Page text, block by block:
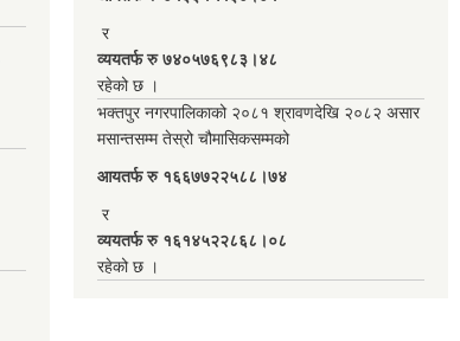
र
व्ययतर्फ रु ७४०५७६९८३।४८
रहेको छ ।
भक्तपुर नगरपालिकाको २०८१ श्रावणदेखि २०८२ असार
मसान्तसम्म तेस्रो चौमासिकसम्मको
आयतर्फ रु‌ १६६७७२२५८८।७४
र
व्ययतर्फ रु १६१४५२२८६८।०८
रहेको छ ।